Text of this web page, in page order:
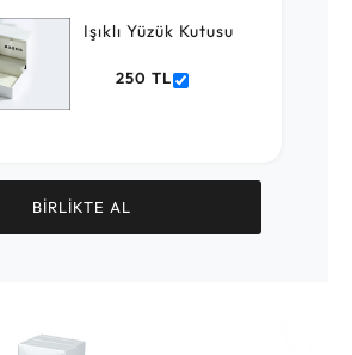
Işıklı Yüzük Kutusu
250 TL
BİRLİKTE AL